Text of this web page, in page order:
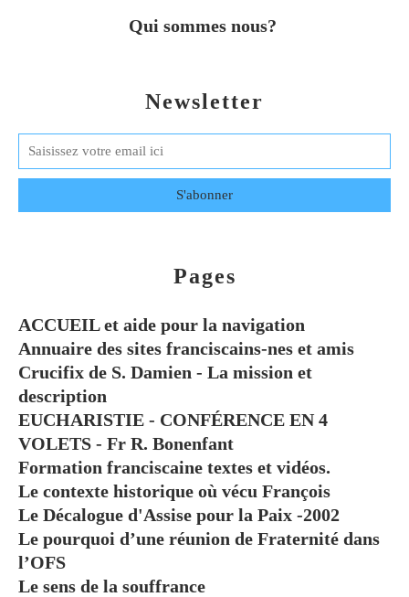
Newsletter
Pages
ACCUEIL et aide pour la navigation
Annuaire des sites franciscains-nes et amis
Crucifix de S. Damien - La mission et
description
EUCHARISTIE - CONFÉRENCE EN 4
VOLETS - Fr R. Bonenfant
Formation franciscaine textes et vidéos.
Le contexte historique où vécu François
Le Décalogue d'Assise pour la Paix -2002
Le pourquoi d’une réunion de Fraternité dans
l’OFS
Le sens de la souffrance
Qui sommes nous?